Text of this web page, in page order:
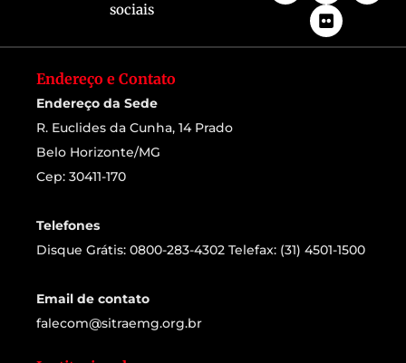
sociais
Endereço e Contato
Endereço da Sede
R. Euclides da Cunha, 14 Prado
Belo Horizonte/MG
Cep: 30411-170
Telefones
Disque Grátis: 0800-283-4302 Telefax: (31) 4501-1500
Email de contato
falecom@sitraemg.org.br